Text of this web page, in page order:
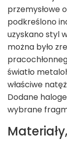
przemysłowe
podkreślono
uzyskano styl
można było
światło
właściwe
Dodane
wybrane